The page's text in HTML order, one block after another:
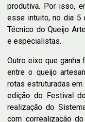
produtiva. Por isso,
esse intuito, no dia 5
Técnico do Queijo
e especialistas.
Outro eixo que ganha
entre o queijo
rotas estruturadas em
edição do Festival
realização do
com correalização